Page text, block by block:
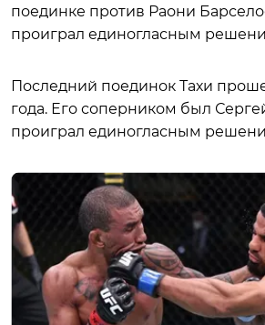
поединке против Раони
проиграл единогласным
Последний поединок Тахи
года. Его соперником был
проиграл единогласным